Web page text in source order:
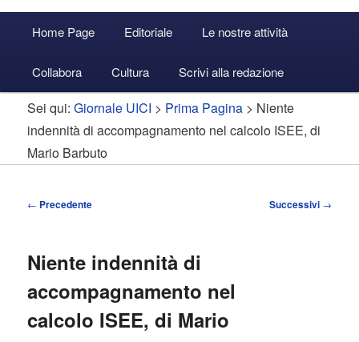
principale
Vai
al
contenuto
principale
Vai
al
contenuto
secondario
Accedi
Home Page Editoriale Le nostre attività
Collabora Cultura Scrivi alla redazione
Sei qui:Giornale UICI > Prima Pagina > Niente
indennità di accompagnamento nel calcolo ISEE, di
Mario Barbuto
Navigazione
← Precedente Successivi →
Niente indennità di
accompagnamento nel
calcolo ISEE, di Mario